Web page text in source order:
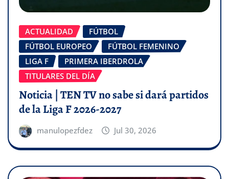
ACTUALIDAD
FÚTBOL
FÚTBOL EUROPEO
FÚTBOL FEMENINO
LIGA F
PRIMERA IBERDROLA
TITULARES DEL DÍA
Noticia | TEN TV no sabe si dará partidos
de la Liga F 2026-2027
manulopezfdez Jul 30, 2026